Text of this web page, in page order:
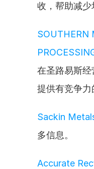
收，帮助减少
SOUTHERN
在圣路易斯经
提供有竞争力
Sackin
多信息。
Accurate